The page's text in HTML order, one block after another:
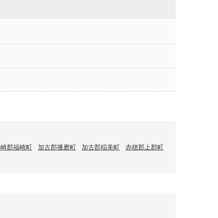
郡福崎町 加古郡播磨町 加古郡稲美町
赤穂郡上郡町